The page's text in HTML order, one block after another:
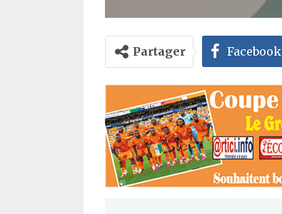
Partager Facebook